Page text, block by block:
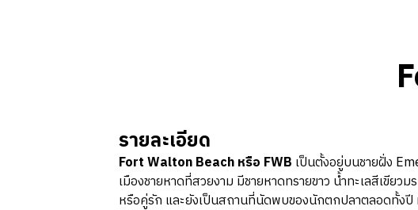
รายละเอียด
Fort Walton Beach หรือ FWB เป็นตั้งอยู่บนชายฝั่ง
เมืองชายหาดที่สวยงาม มีชายหาดทรายขาว น้ำทะเลสีเขี
หรือคู่รัก และยังเป็นสถานที่นัดพบของนักตกปลาตลอดทั้ง